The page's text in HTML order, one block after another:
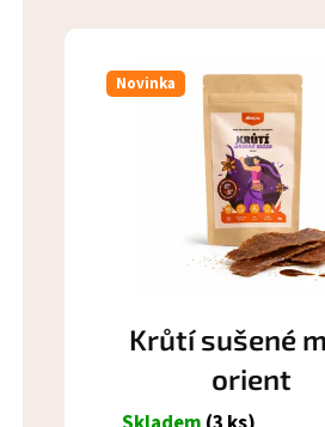
Novinka
Krůtí sušené
orient